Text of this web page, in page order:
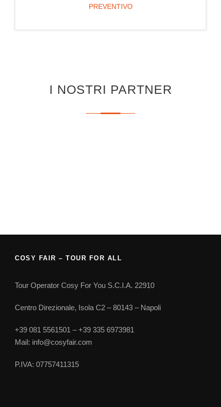
PREVENTIVO
I NOSTRI PARTNER
COSY FAIR – TOUR FOR ALL
Tour Operator Cosy For You S.C.I.A. 22910
Centro Direzionale, Isola C2 – 80143 – Napoli
+39 081 5561501 – +39 335 6973981
Mail: info@cosyfair.com
P.IVA: 07757411315